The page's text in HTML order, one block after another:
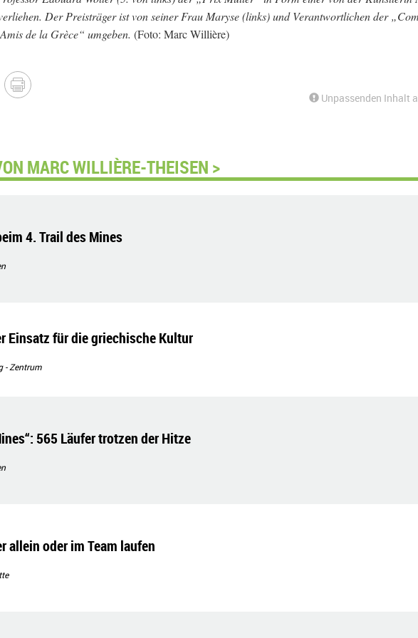
Der Preisträger ist von seiner Frau Maryse (links) und Verantwortlichen der
de la Grèce“ umgeben. (Foto: Marc Willière)
Unpassenden Inhalt
MARC WILLIÈRE-THEISEN >
4. Trail des Mines
Einsatz für die griechische Kultur
- Zentrum
565 Läufer trotzen der Hitze
allein oder im Team laufen